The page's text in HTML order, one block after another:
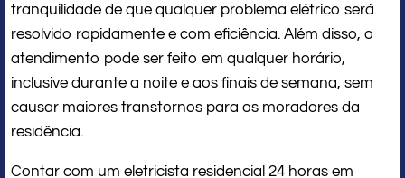
tranquilidade de que qualquer problema elétrico será
resolvido rapidamente e com eficiência. Além disso, o
atendimento pode ser feito em qualquer horário,
inclusive durante a noite e aos finais de semana, sem
causar maiores transtornos para os moradores da
residência.
Contar com um eletricista residencial 24 horas em